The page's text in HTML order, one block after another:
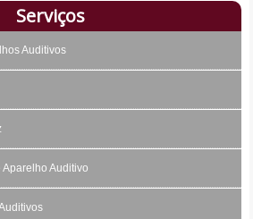
Serviços
Auditivos
Auditivo